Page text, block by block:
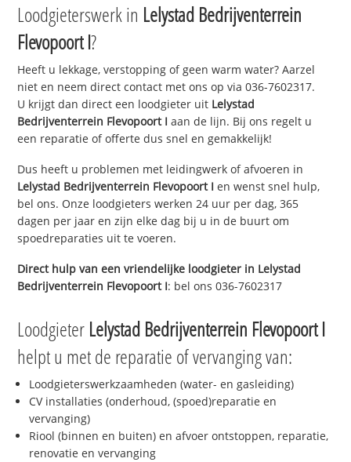
Loodgieterswerk in Lelystad Bedrijventerrein
Flevopoort I?
Heeft u lekkage, verstopping of geen warm water? Aarzel
niet en neem direct contact met ons op via 036-7602317.
U krijgt dan direct een loodgieter uit Lelystad
Bedrijventerrein Flevopoort I aan de lijn. Bij ons regelt u
een reparatie of offerte dus snel en gemakkelijk!
Dus heeft u problemen met leidingwerk of afvoeren in
Lelystad Bedrijventerrein Flevopoort I en wenst snel hulp,
bel ons. Onze loodgieters werken 24 uur per dag, 365
dagen per jaar en zijn elke dag bij u in de buurt om
spoedreparaties uit te voeren.
Direct hulp van een vriendelijke loodgieter in Lelystad
Bedrijventerrein Flevopoort I: bel ons 036-7602317
Loodgieter Lelystad Bedrijventerrein Flevopoort I
helpt u met de reparatie of vervanging van:
Loodgieterswerkzaamheden (water- en gasleiding)
CV installaties (onderhoud, (spoed)reparatie en
vervanging)
Riool (binnen en buiten) en afvoer ontstoppen, reparatie,
renovatie en vervanging